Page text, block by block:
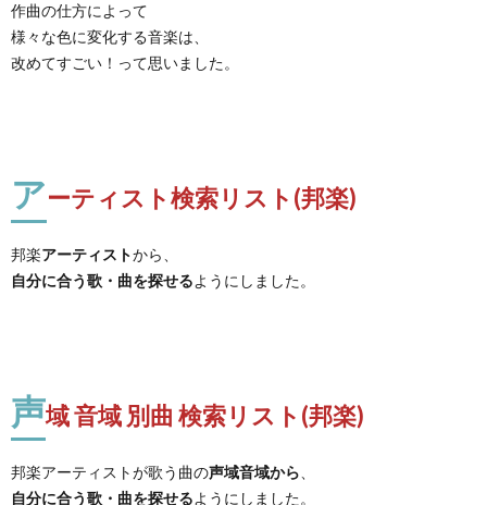
作曲の仕方によって
様々な色に変化する音楽は、
改めてすごい！って思いました。
アーティスト検索リスト(邦楽)
邦楽アーティストから、
自分に合う歌・曲を探せるようにしました。
声域 音域 別曲 検索リスト(邦楽)
邦楽アーティストが歌う曲の声域音域から
自分に合う歌・曲を探せるようにしました。